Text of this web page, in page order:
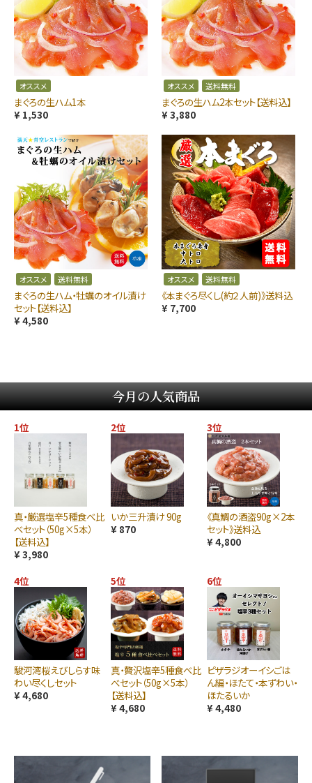
オススメ
まぐろの生ハム1本
¥ 1,530
オススメ 送料無料
まぐろの生ハム2本セット【送料込】
¥ 3,880
オススメ 送料無料
まぐろの生ハム・牡蠣のオイル漬け
セット【送料込】
¥ 4,580
オススメ 送料無料
《本まぐろ尽くし(約２人前)》送料込
¥ 7,700
今月の人気商品
1位
真・厳選塩辛5種食べ比
べセット（50g×5本）
【送料込】
¥ 3,980
2位
いか三升漬け 90g
¥ 870
3位
《真鯛の酒盗90g×2本
セット》送料込
¥ 4,800
4位
駿河湾桜えびしらす味
わい尽くしセット
¥ 4,680
5位
真・贅沢塩辛5種食べ比
べセット（50g×5本）
【送料込】
¥ 4,680
6位
ピザラジオーイシごは
ん編・ほたて・本ずわい・
ほたるいか
¥ 4,480